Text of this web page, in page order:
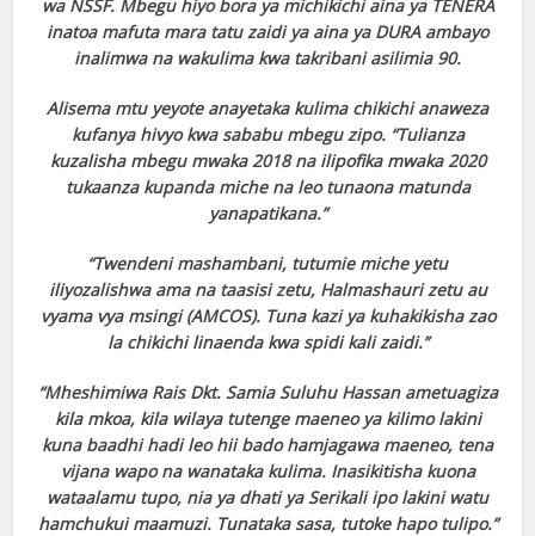
wa NSSF. Mbegu hiyo bora ya michikichi aina ya TENERA
inatoa mafuta mara tatu zaidi ya aina ya DURA ambayo
inalimwa na wakulima kwa takribani asilimia 90.
Alisema mtu yeyote anayetaka kulima chikichi anaweza
kufanya hivyo kwa sababu mbegu zipo. “Tulianza
kuzalisha mbegu mwaka 2018 na ilipofika mwaka 2020
tukaanza kupanda miche na leo tunaona matunda
yanapatikana.”
“Twendeni mashambani, tutumie miche yetu
iliyozalishwa ama na taasisi zetu, Halmashauri zetu au
vyama vya msingi (AMCOS). Tuna kazi ya kuhakikisha zao
la chikichi linaenda kwa spidi kali zaidi.”
“Mheshimiwa Rais Dkt. Samia Suluhu Hassan ametuagiza
kila mkoa, kila wilaya tutenge maeneo ya kilimo lakini
kuna baadhi hadi leo hii bado hamjagawa maeneo, tena
vijana wapo na wanataka kulima. Inasikitisha kuona
wataalamu tupo, nia ya dhati ya Serikali ipo lakini watu
hamchukui maamuzi. Tunataka sasa, tutoke hapo tulipo.”